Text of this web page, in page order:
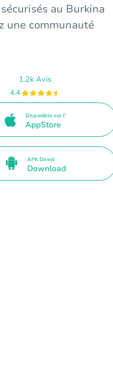
au Burkina
une communauté
1.2k Avis
4.4
Disponible sur l'
AppStore
APK Direct
Download